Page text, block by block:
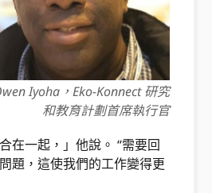
Iyoha，Eko-Konnect 研究
和教育計劃首席執行官
在一起，」他說。 “需要回
題，這使我們的工作變得更